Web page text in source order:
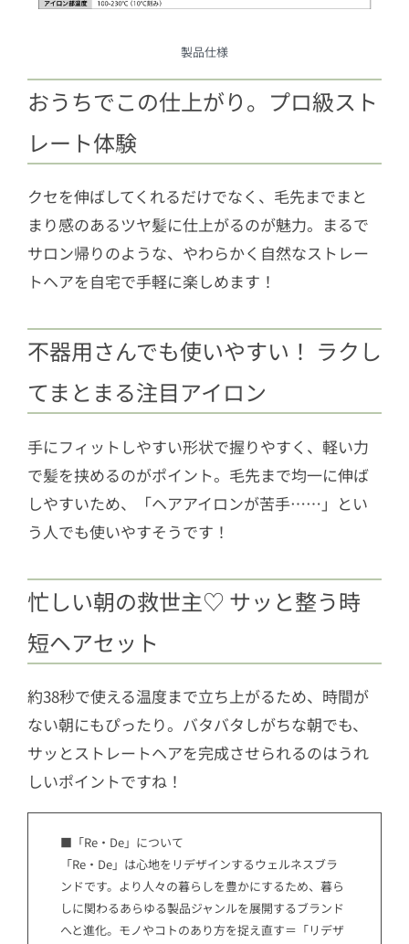
製品仕様
おうちでこの仕上がり。プロ級スト
レート体験
クセを伸ばしてくれるだけでなく、毛先までまと
まり感のあるツヤ髪に仕上がるのが魅力。まるで
サロン帰りのような、やわらかく自然なストレー
トヘアを自宅で手軽に楽しめます！
不器用さんでも使いやすい！ ラクし
てまとまる注目アイロン
手にフィットしやすい形状で握りやすく、軽い力
で髪を挟めるのがポイント。毛先まで均一に伸ば
しやすいため、「ヘアアイロンが苦手……」とい
う人でも使いやすそうです！
忙しい朝の救世主♡ サッと整う時
短ヘアセット
約38秒で使える温度まで立ち上がるため、時間が
ない朝にもぴったり。バタバタしがちな朝でも、
サッとストレートヘアを完成させられるのはうれ
しいポイントですね！
■「Re・De」について
「Re・De」は心地をリデザインするウェルネスブラ
ンドです。より人々の暮らしを豊かにするため、暮ら
しに関わるあらゆる製品ジャンルを展開するブランド
へと進化。モノやコトのあり方を捉え直す＝「リデザ